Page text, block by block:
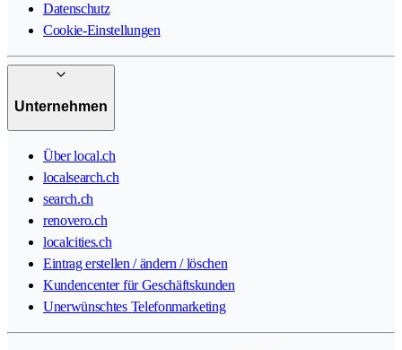
Datenschutz
Cookie-Einstellungen
Unternehmen
Über local.ch
localsearch.ch
search.ch
renovero.ch
localcities.ch
Eintrag erstellen / ändern / löschen
Kundencenter für Geschäftskunden
Unerwünschtes Telefonmarketing